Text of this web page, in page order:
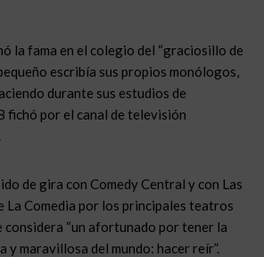
la fama en el colegio del “graciosillo de
escribía sus propios monólogos,
durante sus estudios de
fichó por el canal de televisión
de gira con Comedy Central y con Las
La Comedia por los principales teatros
considera “un afortunado por tener la
y maravillosa del mundo: hacer reír”.